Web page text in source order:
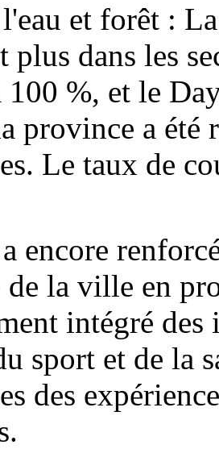
et forêt :
plus dans les
100 %, et le
province a été
Le taux de
encore
la ville en
intégré
sport et de la
des